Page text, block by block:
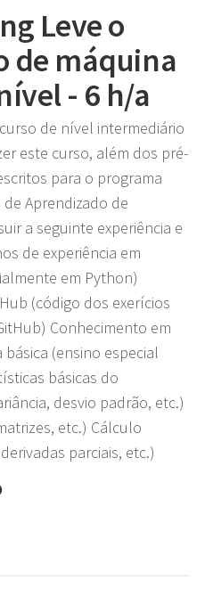
Leve o
de máquina
- 6 h/a
de nível intermediário
este curso, além dos pré-
para o programa
Aprendizado de
a seguinte experiência e
de experiência em
em Python)
(código dos exerícios
Conhecimento em
(ensino especial
básicas do
desvio padrão, etc.)
etc.) Cálculo
parciais, etc.)